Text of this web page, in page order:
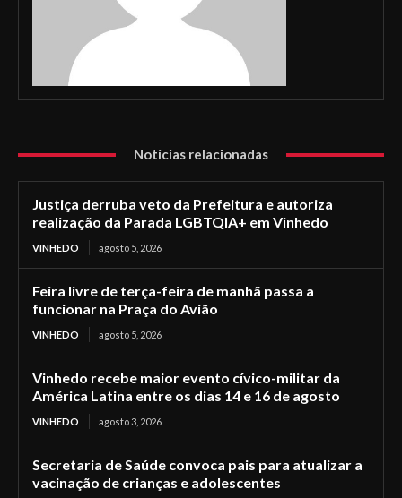
Notícias relacionadas
Justiça derruba veto da Prefeitura e autoriza
realização da Parada LGBTQIA+ em Vinhedo
VINHEDO agosto 5, 2026
Feira livre de terça-feira de manhã passa a
funcionar na Praça do Avião
VINHEDO agosto 5, 2026
Vinhedo recebe maior evento cívico-militar da
América Latina entre os dias 14 e 16 de agosto
VINHEDO agosto 3, 2026
Secretaria de Saúde convoca pais para atualizar a
vacinação de crianças e adolescentes